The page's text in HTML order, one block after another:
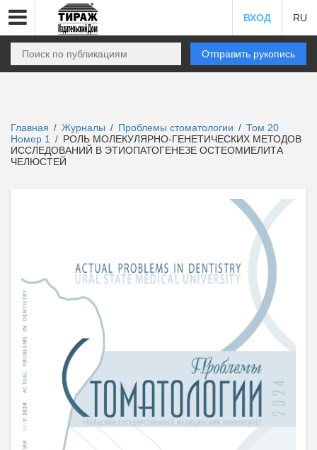
ВХОД RU
Отправить рукопись
Главная / Журналы / Проблемы стоматологии / Том 20
Номер 1
/ РОЛЬ МОЛЕКУЛЯРНО-ГЕНЕТИЧЕСКИХ МЕТОДОВ
ИССЛЕДОВАНИЙ В ЭТИОПАТОГЕНЕЗЕ ОСТЕОМИЕЛИТА
ЧЕЛЮСТЕЙ